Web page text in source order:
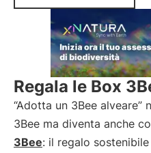
Regala le Box
“Adotta un 3Bee
3Bee ma diventa anche
3Bee: il regalo